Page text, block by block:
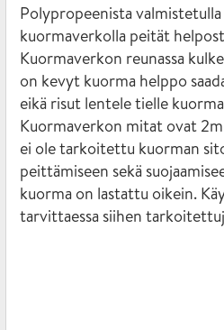
Polypropeenista
kuormaverkolla peität
Kuormaverkon reunassa
on kevyt kuorma helppo
eikä risut lentele tielle
Kuormaverkon mitat ovat
ei ole tarkoitettu kuorman
peittämiseen sekä
kuorma on lastattu oikein.
tarvittaessa siihen